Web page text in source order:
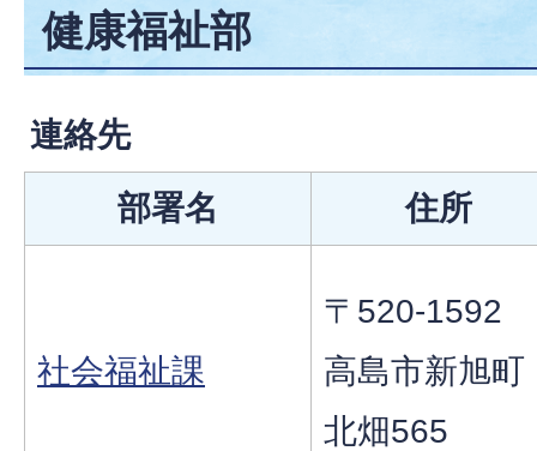
健康福祉部
連絡先
部署名
住所
社会福祉課
〒520-1592
高島市新旭町
北畑565